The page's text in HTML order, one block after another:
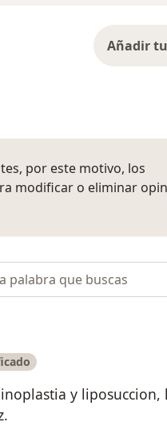
Añadir
por este motivo, los
modificar o eliminar
y liposuccion,